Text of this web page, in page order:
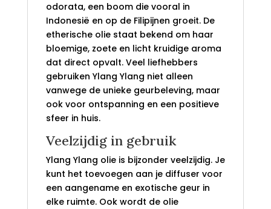
odorata, een boom die vooral in
Indonesië en op de Filipijnen groeit. De
etherische olie staat bekend om haar
bloemige, zoete en licht kruidige aroma
dat direct opvalt. Veel liefhebbers
gebruiken Ylang Ylang niet alleen
vanwege de unieke geurbeleving, maar
ook voor ontspanning en een positieve
sfeer in huis.
Veelzijdig in gebruik
Ylang Ylang olie is bijzonder veelzijdig. Je
kunt het toevoegen aan je diffuser voor
een aangename en exotische geur in
elke ruimte. Ook wordt de olie